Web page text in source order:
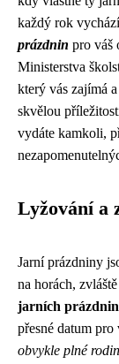
každý rok
prázdnin pro váš
Ministerstva
který vás zajímá
skvělou
vydáte kamkoli,
Lyžování a
Jarní prázdniny
na horách,
jarních
přesné datum pro
obvykle plné